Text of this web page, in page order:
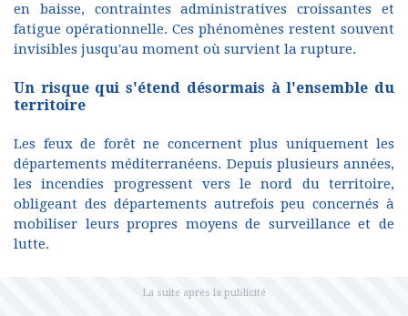
en baisse, contraintes administratives croissantes et
fatigue opérationnelle. Ces phénomènes restent souvent
invisibles jusqu'au moment où survient la rupture.
Un risque qui s'étend désormais à l'ensemble du
territoire
Les feux de forêt ne concernent plus uniquement les
départements méditerranéens. Depuis plusieurs années,
les incendies progressent vers le nord du territoire,
obligeant des départements autrefois peu concernés à
mobiliser leurs propres moyens de surveillance et de
lutte.